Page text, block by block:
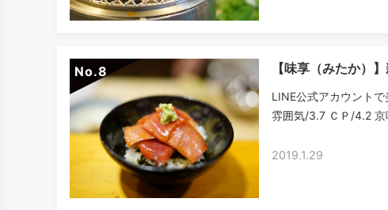
No. 【味享（みたか）
LINE公式アカウン
雰囲気/3.7 ＣＰ/4.2 京
2019.1.29